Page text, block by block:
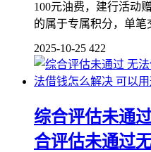
100元油费，建行活动
的属于专属积分，单笔
2025-10-25 422
综合评估未通
合评估未通过